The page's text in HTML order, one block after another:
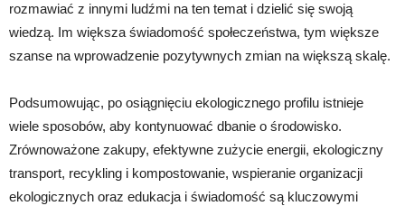
rozmawiać z innymi ludźmi na ten temat i dzielić się swoją
wiedzą. Im większa świadomość społeczeństwa, tym większe
szanse na wprowadzenie pozytywnych zmian na większą skalę.
Podsumowując, po osiągnięciu ekologicznego profilu istnieje
wiele sposobów, aby kontynuować dbanie o środowisko.
Zrównoważone zakupy, efektywne zużycie energii, ekologiczny
transport, recykling i kompostowanie, wspieranie organizacji
ekologicznych oraz edukacja i świadomość są kluczowymi